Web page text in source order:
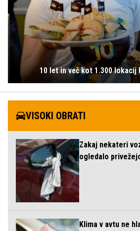
10 let in več kot 1.300 lokacij
VISOKI OBRATI
Zakaj nekateri
ogledalo
Klima v avtu ne